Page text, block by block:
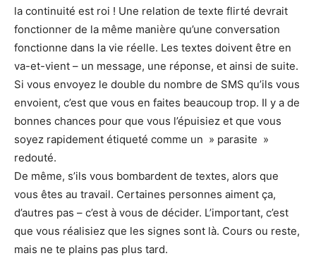
la continuité est roi ! Une relation de texte flirté devrait
fonctionner de la même manière qu’une conversation
fonctionne dans la vie réelle. Les textes doivent être en
va-et-vient – un message, une réponse, et ainsi de suite.
Si vous envoyez le double du nombre de SMS qu’ils vous
envoient, c’est que vous en faites beaucoup trop. Il y a de
bonnes chances pour que vous l’épuisiez et que vous
soyez rapidement étiqueté comme un » parasite »
redouté.
De même, s’ils vous bombardent de textes, alors que
vous êtes au travail. Certaines personnes aiment ça,
d’autres pas – c’est à vous de décider. L’important, c’est
que vous réalisiez que les signes sont là. Cours ou reste,
mais ne te plains pas plus tard.